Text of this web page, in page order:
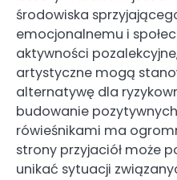
środowiska
emocjonalnemu i
aktywności
artystyczne mogą
alternatywę dla
budowanie
rówieśnikami ma
strony przyjaciół może
unikać sytuacji